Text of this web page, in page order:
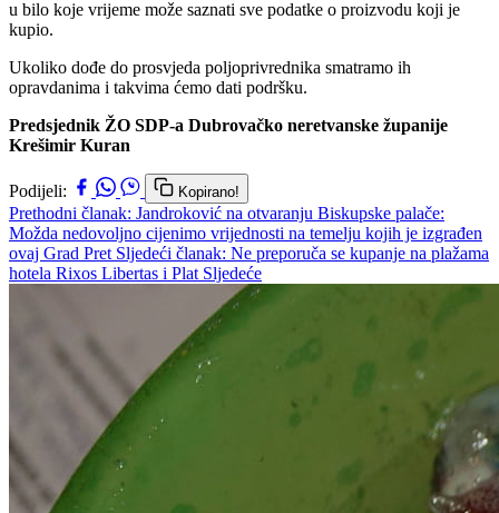
u bilo koje vrijeme može saznati sve podatke o proizvodu koji je
kupio.
Ukoliko dođe do prosvjeda poljoprivrednika smatramo ih
opravdanima i takvima ćemo dati podršku.
Predsjednik ŽO SDP-a Dubrovačko neretvanske županije
Krešimir Kuran
Podijeli: Kopirano!
Prethodni članak: Jandroković na otvaranju Biskupske palače:
Možda nedovoljno cijenimo vrijednosti na temelju kojih je izgrađen
ovaj Grad Pret Sljedeći članak: Ne preporuča se kupanje na plažama
hotela Rixos Libertas i Plat Sljedeće